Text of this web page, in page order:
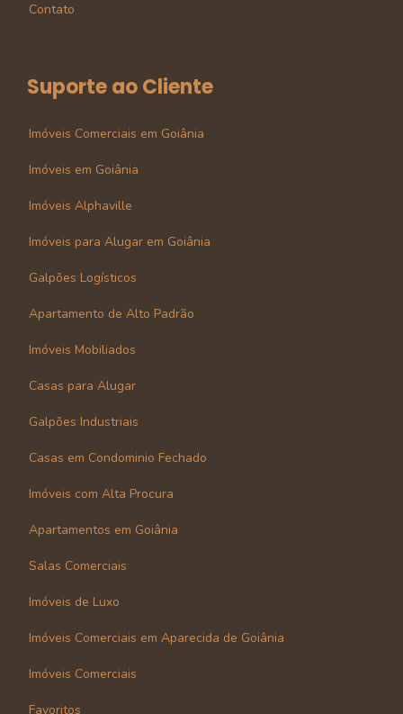
Contato
Suporte ao Cliente
Imóveis Comerciais em Goiânia
Imóveis em Goiânia
Imóveis Alphaville
Imóveis para Alugar em Goiânia
Galpões Logísticos
Apartamento de Alto Padrão
Imóveis Mobiliados
Casas para Alugar
Galpões Industriais
Casas em Condominio Fechado
Imóveis com Alta Procura
Apartamentos em Goiânia
Salas Comerciais
Imóveis de Luxo
Imóveis Comerciais em Aparecida de Goiânia
Imóveis Comerciais
Favoritos